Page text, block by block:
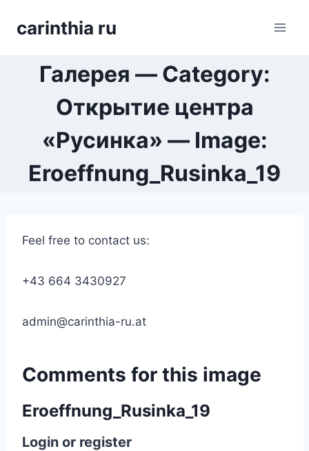
carinthia ru
Галерея — Category:
Открытие центра
«Русинка» — Image:
Eroeffnung_Rusinka_19
Feel free to contact us:
+43 664 3430927
admin@carinthia-ru.at
Comments for this image
Eroeffnung_Rusinka_19
Login or register